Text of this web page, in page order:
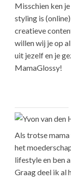
Misschien ken
styling is
creatieve
willen wij je op
uit jezelf en je
MamaGlossy!
Als trotse
het
lifestyle en ben
Graag deel ik al